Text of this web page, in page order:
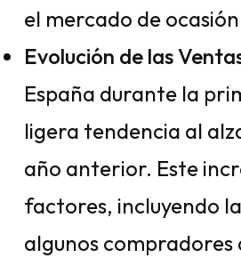
el mercado de
Evolución de las
España durante la
ligera tendencia al
año anterior. Este
factores, incluyendo
algunos compradores